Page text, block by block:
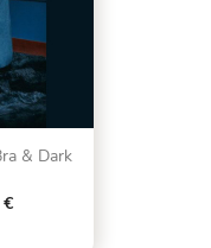
& Dark
€